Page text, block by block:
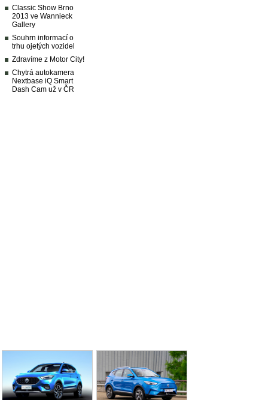
Classic Show Brno
2013 ve Wannieck
Gallery
Souhrn informací o
trhu ojetých vozidel
Zdravíme z Motor City!
Chytrá autokamera
Nextbase iQ Smart
Dash Cam už v ČR